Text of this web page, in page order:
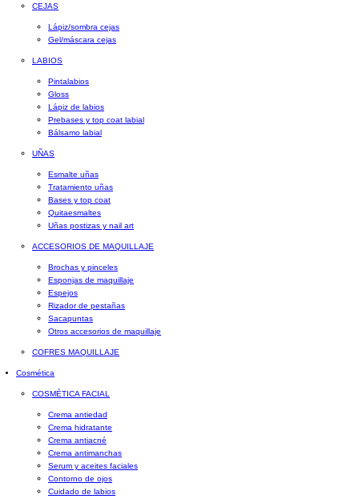
CEJAS
Lápiz/sombra cejas
Gel/máscara cejas
LABIOS
Pintalabios
Gloss
Lápiz de labios
Prebases y top coat labial
Bálsamo labial
UÑAS
Esmalte uñas
Tratamiento uñas
Bases y top coat
Quitaesmaltes
Uñas postizas y nail art
ACCESORIOS DE MAQUILLAJE
Brochas y pinceles
Esponjas de maquillaje
Espejos
Rizador de pestañas
Sacapuntas
Otros accesorios de maquillaje
COFRES MAQUILLAJE
Cosmética
COSMÉTICA FACIAL
Crema antiedad
Crema hidratante
Crema antiacné
Crema antimanchas
Serum y aceites faciales
Contorno de ojos
Cuidado de labios